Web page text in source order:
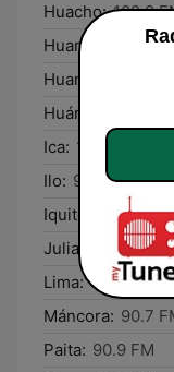
Huacho: 102.9
Huancabamba:
Huancayo:
Huánuco:
Ica: 105.9 FM
Ilo: 94.3 FM
Iquitos:
98.1 FM
Juliaca:
105.3
Lima: 107.1 FM
Máncora: 90.7
Paita: 90.9 FM